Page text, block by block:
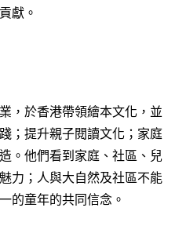
獻。
，於香港帶領繪本文化，並
；提升親子閱讀文化；家庭
。他們看到家庭、社區、兒
力；人與大自然及社區不能
的童年的共同信念。